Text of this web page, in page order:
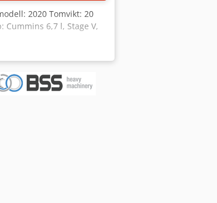
2020 Tomvikt: 20
Cummins 6,7 l, Stage V,